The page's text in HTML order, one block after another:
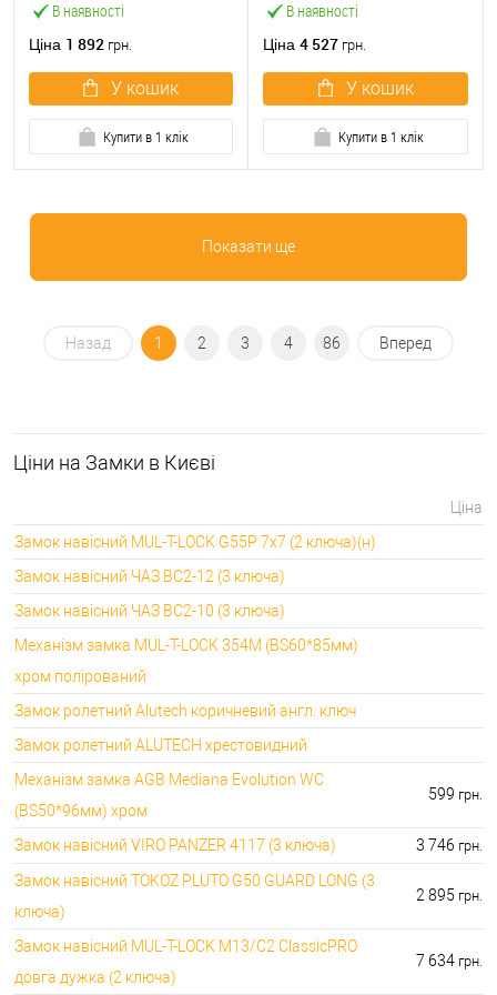
В наявності
Ціна 1 892 грн.
У кошик
Купити в 1 клік
В наявності
Ціна 4 527 грн.
У кошик
Купити в 1 клік
Показати ще
Назад 1 2 3 4 86 Вперед
Ціни на Замки в Києві
Ціна
Замок навісний MUL-T-LOCK G55P 7x7 (2 ключа)(н)
Замок навісний ЧАЗ ВС2-12 (3 ключа)
Замок навісний ЧАЗ ВС2-10 (3 ключа)
Механізм замка MUL-T-LOCK 354M (BS60*85мм)
хром полірований
Замок ролетний Alutech коричневий англ. ключ
Замок ролетний ALUTECH хрестовидний
Механізм замка AGB Mediana Evolution WC
(BS50*96мм) хром
599 грн.
Замок навісний VIRO PANZER 4117 (3 ключа) 3 746 грн.
Замок навісний TOKOZ PLUTO G50 GUARD LONG (3
ключа)
2 895 грн.
Замок навісний MUL-T-LOCK M13/C2 ClassicPRO
довга дужка (2 ключа)
7 634 грн.